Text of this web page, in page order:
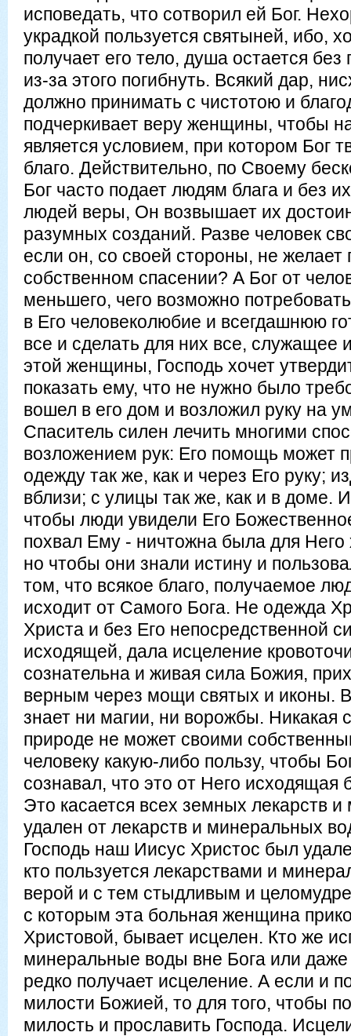
исповедать, что сотворил ей Бог.
украдкой пользуется святыней, ибо,
получает его тело, душа остается
из-за этого погибнуть. Всякий дар,
должно принимать с чистотою и
подчеркивает веру женщины, чтобы
является условием, при котором Бог
благо. Действительно, по Своему
Бог часто подает людям блага и без
людей веры, Он возвышает их
разумных созданий. Разве человек
если он, со своей стороны, не желает
собственном спасении? А Бог от
меньшего, чего возможно
в Его человеколюбие и всегдашнюю
все и сделать для них все, служащее
этой женщины, Господь хочет
показать ему, что не нужно было
вошел в его дом и возложил руку на
Спаситель силен лечить многими
возложением рук: Его помощь может
одежду так же, как и через Его руку;
вблизи; с улицы так же, как и в доме.
чтобы люди увидели Его
похвал Ему - ничтожна была для Него
но чтобы они знали истину и
том, что всякое благо, получаемое
исходит от Самого Бога. Не одежда
Христа и без Его непосредственной
исходящей, дала исцеление
сознательна и живая сила Божия,
верным через мощи святых и иконы.
знает ни магии, ни ворожбы. Никакая
природе не может своими
человеку какую-либо пользу, чтобы
сознавал, что это от Него исходящая
Это касается всех земных лекарств
удален от лекарств и минеральных
Господь наш Иисус Христос был
кто пользуется лекарствами и
верой и с тем стыдливым и
с которым эта больная женщина
Христовой, бывает исцелен. Кто же
минеральные воды вне Бога или
редко получает исцеление. А если и
милости Божией, то для того, чтобы
милость и прославить Господа.